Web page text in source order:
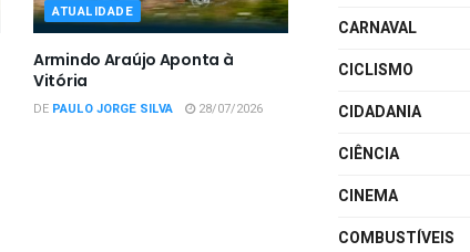
ATUALIDADE
Armindo Araújo Aponta à
Vitória
DE PAULO JORGE SILVA 28/07/2026
CARNAVAL
CICLISMO
CIDADANIA
CIÊNCIA
CINEMA
COMBUSTÍVEIS